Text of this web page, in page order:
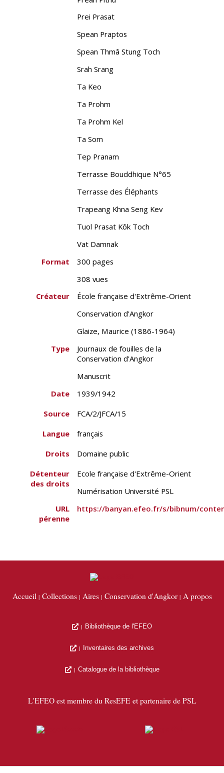
Prei Prasat
Spean Praptos
Spean Thmâ Stung Toch
Srah Srang
Ta Keo
Ta Prohm
Ta Prohm Kel
Ta Som
Tep Pranam
Terrasse Bouddhique N°65
Terrasse des Éléphants
Trapeang Khna Seng Kev
Tuol Prasat Kôk Toch
Vat Damnak
Format
300 pages
308 vues
Créateur
École française d'Extrême-Orient
Conservation d'Angkor
Glaize, Maurice (1886-1964)
Type
Journaux de fouilles de la
Conservation d'Angkor
Manuscrit
Date
1939/1942
Source
FCA/2/JFCA/15
Langue
français
Droits
Domaine public
Détenteur
des droits
Ecole française d'Extrême-Orient
Numérisation Université PSL
URL
pérenne
https://banyan.efeo.fr/s/bibnum/
Accueil Collections Aires Conservation d'Angkor A propos
Bibliothèque de l'EFEO
Inventaires des archives
Catalogue de la bibliothèque
L'EFEO est membre du ResEFE et partenaire de PSL